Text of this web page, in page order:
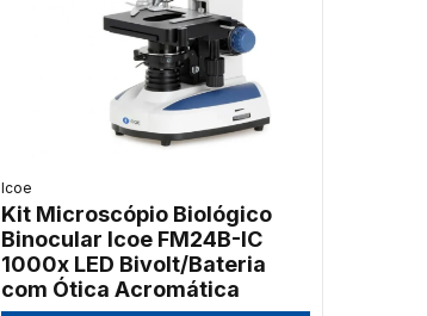
Icoe
Kit Microscópio Biológico
Binocular Icoe FM24B-IC
1000x LED Bivolt/Bateria
com Ótica Acromática